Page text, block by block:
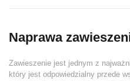
Naprawa
Zawieszenie jest jednym z
który jest odpowiedzialny przede